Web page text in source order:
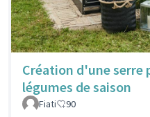
Création d'une serre
légumes de saison
Fiati 90